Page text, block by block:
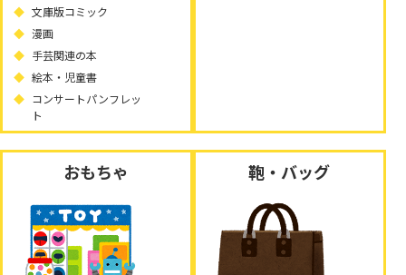
文庫版コミック
漫画
手芸関連の本
絵本・児童書
コンサートパンフレッ
ト
おもちゃ 鞄・バッグ